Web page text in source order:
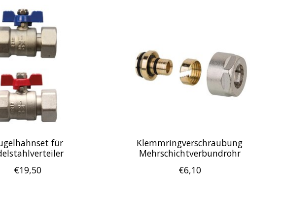
für
€19,50
Klemmringverschraubung
Mehrschichtverbundrohr
€6,10